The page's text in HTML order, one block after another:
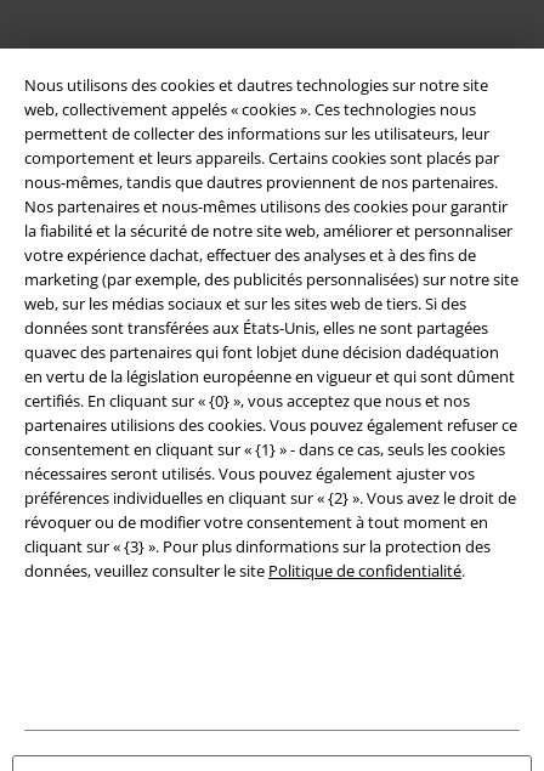
Nous utilisons des cookies et dautres technologies sur notre site
web, collectivement appelés « cookies ». Ces technologies nous
permettent de collecter des informations sur les utilisateurs, leur
comportement et leurs appareils. Certains cookies sont placés par
nous-mêmes, tandis que dautres proviennent de nos partenaires.
Nos partenaires et nous-mêmes utilisons des cookies pour garantir
la fiabilité et la sécurité de notre site web, améliorer et personnaliser
votre expérience dachat, effectuer des analyses et à des fins de
marketing (par exemple, des publicités personnalisées) sur notre site
web, sur les médias sociaux et sur les sites web de tiers. Si des
données sont transférées aux États-Unis, elles ne sont partagées
quavec des partenaires qui font lobjet dune décision dadéquation
en vertu de la législation européenne en vigueur et qui sont dûment
certifiés. En cliquant sur « {0} », vous acceptez que nous et nos
partenaires utilisions des cookies. Vous pouvez également refuser ce
consentement en cliquant sur « {1} » - dans ce cas, seuls les cookies
nécessaires seront utilisés. Vous pouvez également ajuster vos
préférences individuelles en cliquant sur « {2} ». Vous avez le droit de
révoquer ou de modifier votre consentement à tout moment en
cliquant sur « {3} ». Pour plus dinformations sur la protection des
données, veuillez consulter le site Politique de confidentialité.
Légal
Conditions générales
Éditeur
Clauses de confidentialité
Élimination des déchets et protection de l'environnement
Déclaration de Conformité
Informations sur l'accessibilité